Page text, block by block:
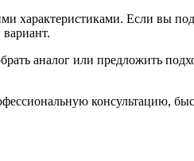
характеристиками. Если вы
аналог или предложить
консультацию,